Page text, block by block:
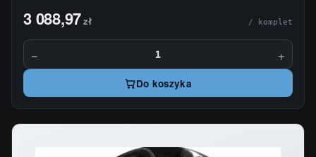
3 088,97zł / komplet
− +
Do koszyka